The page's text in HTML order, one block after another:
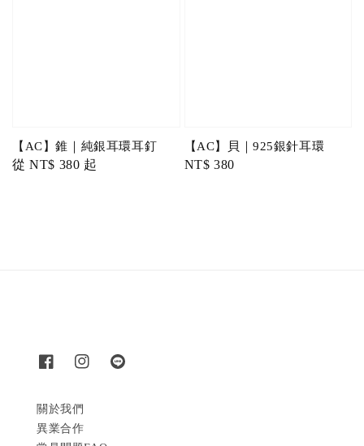
【AC】錐｜純銀耳環耳釘
Regular
從NT$ 380 起
【AC】貝｜925銀針耳環
Regular
NT$ 380
關於我們
異業合作